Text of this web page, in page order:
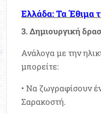
Ελλάδα: Τα Έθιμα
3. Δημιουργική
Ανάλογα με την
μπορείτε:
• Να ζωγραφίσουν
Σαρακοστή.